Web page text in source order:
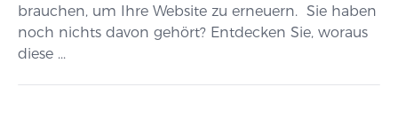
brauchen, um Ihre Website zu erneuern. Sie haben
noch nichts davon gehört? Entdecken Sie, woraus
diese ...